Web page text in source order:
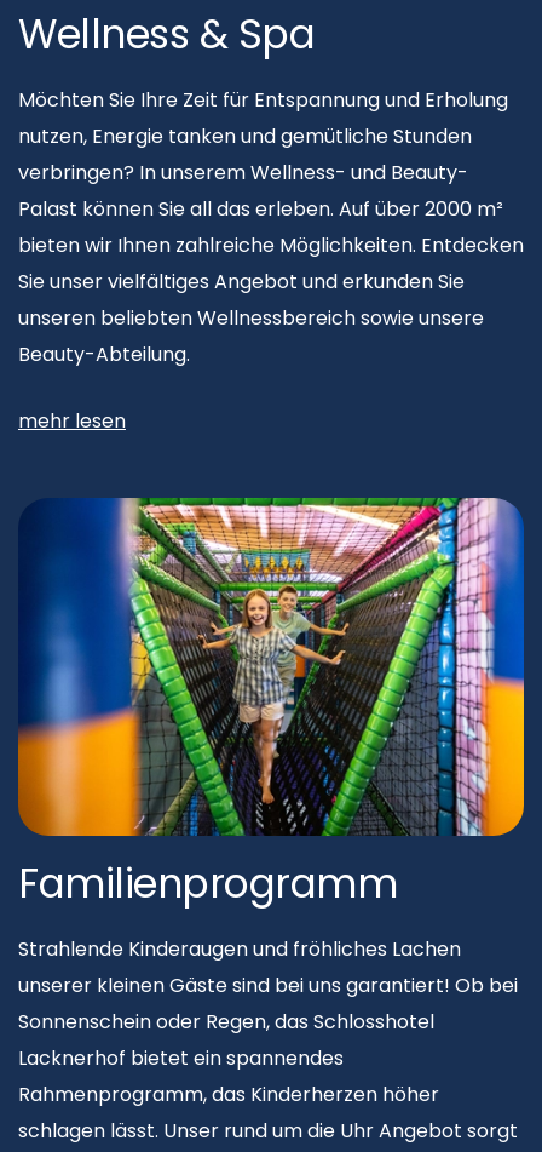
Wellness & Spa
Möchten Sie Ihre Zeit für Entspannung und Erholung
nutzen, Energie tanken und gemütliche Stunden
verbringen? In unserem Wellness- und Beauty-
Palast können Sie all das erleben. Auf über 2000 m²
bieten wir Ihnen zahlreiche Möglichkeiten. Entdecken
Sie unser vielfältiges Angebot und erkunden Sie
unseren beliebten Wellnessbereich sowie unsere
Beauty-Abteilung.
mehr lesen
Familienprogramm
Strahlende Kinderaugen und fröhliches Lachen
unserer kleinen Gäste sind bei uns garantiert! Ob bei
Sonnenschein oder Regen, das Schlosshotel
Lacknerhof bietet ein spannendes
Rahmenprogramm, das Kinderherzen höher
schlagen lässt. Unser rund um die Uhr Angebot sorgt